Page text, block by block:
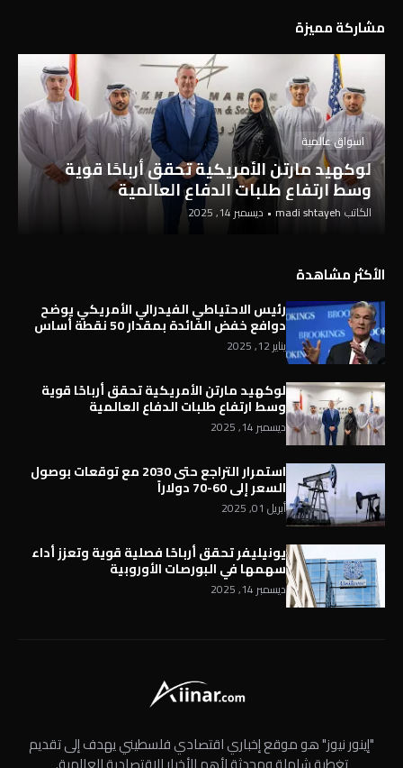
مشاركة مميزة
اسواق عالمية
لوكهيد مارتن الأمريكية تحقق أرباحًا قوية
وسط ارتفاع طلبات الدفاع العالمية
الكاتب madi shtayeh
• ديسمبر 14, 2025
الأكثر مشاهدة
رئيس الاحتياطي الفيدرالي الأمريكي يوضح
دوافع خفض الفائدة بمقدار 50 نقطة أساس
يناير 12, 2025
لوكهيد مارتن الأمريكية تحقق أرباحًا قوية
وسط ارتفاع طلبات الدفاع العالمية
ديسمبر 14, 2025
استمرار التراجع حتى 2030 مع توقعات بوصول
السعر إلى 60-70 دولاراً
أبريل 01, 2025
يونيليفر تحقق أرباحًا فصلية قوية وتعزز أداء
سهمها في البورصات الأوروبية
ديسمبر 14, 2025
"إينور نيوز" هو موقع إخباري اقتصادي فلسطيني يهدف إلى تقديم